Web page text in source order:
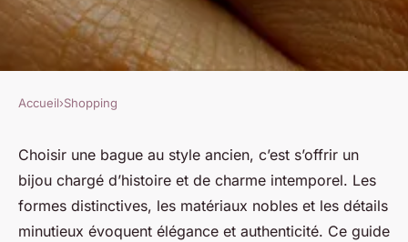
SHOPPING
Guide pour choisir une bague
style ancien : élégance et
authenticité
Accueil›Shopping
Choisir une bague au style ancien, c’est s’offrir un
bijou chargé d’histoire et de charme intemporel. Les
formes distinctives, les matériaux nobles et les détails
minutieux évoquent élégance et authenticité. Ce guide